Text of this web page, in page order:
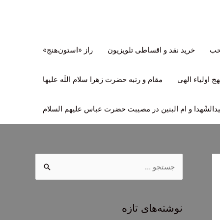
خرید نقد و اقساطی تلویزیون راز «استون‌هنج»
اولیاء الهی مقام و رتبه حضرت زهرا سلام اللَه علیها
و ام البنین در مصیبت حضرت عباس علیهم السلام
جنوشته‌های تازه